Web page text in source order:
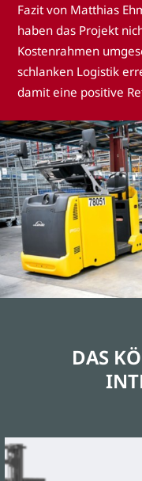
Fazit von Matthias
haben das Projekt
Kostenrahmen
schlanken Logistik
damit eine positive
DAS